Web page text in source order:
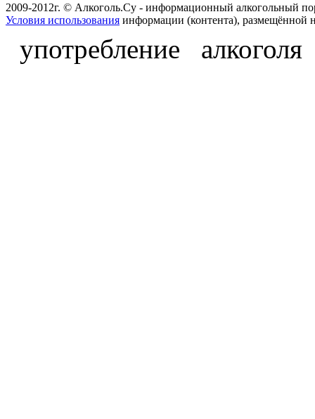
2009-2012г. © Алкоголь.Су - информационный алкогольный
Условия использования информации (контента), размещённой
употребление